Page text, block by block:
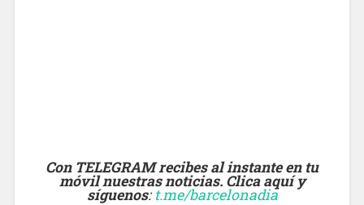
Con TELEGRAM recibes al instante en tu
móvil nuestras noticias. Clica aquí y
síguenos: t.me/barcelonadia